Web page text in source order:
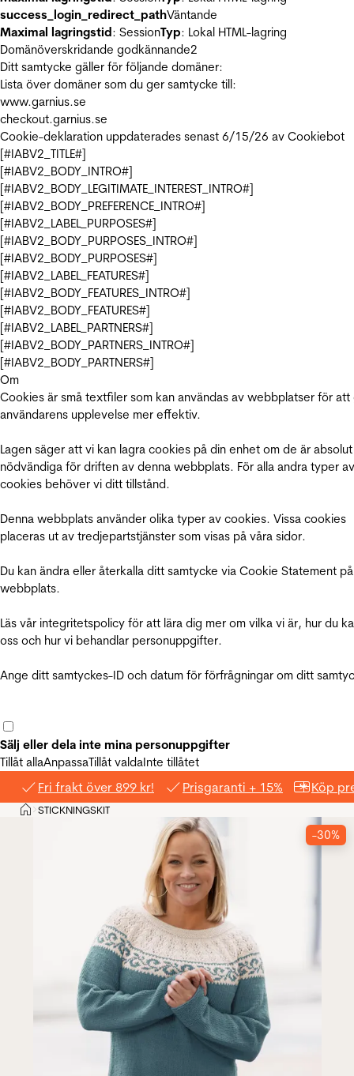
success_login_redirect_pathVäntande
Maximal lagringstid: SessionTyp: Lokal HTML-lagring
Domänöverskridande godkännande2
Ditt samtycke gäller för följande domäner:
Lista över domäner som du ger samtycke till:
www.garnius.se
checkout.garnius.se
Cookie-deklaration uppdaterades senast 6/15/26 av Cookiebot
[#IABV2_TITLE#]
[#IABV2_BODY_INTRO#]
[#IABV2_BODY_LEGITIMATE_INTEREST_INTRO#]
[#IABV2_BODY_PREFERENCE_INTRO#]
[#IABV2_LABEL_PURPOSES#]
[#IABV2_BODY_PURPOSES_INTRO#]
[#IABV2_BODY_PURPOSES#]
[#IABV2_LABEL_FEATURES#]
[#IABV2_BODY_FEATURES_INTRO#]
[#IABV2_BODY_FEATURES#]
[#IABV2_LABEL_PARTNERS#]
[#IABV2_BODY_PARTNERS_INTRO#]
[#IABV2_BODY_PARTNERS#]
Om
Cookies är små textfiler som kan användas av webbplatser för att
användarens upplevelse mer effektiv.
Lagen säger att vi kan lagra cookies på din enhet om de är absolut
nödvändiga för driften av denna webbplats. För alla andra typer av
cookies behöver vi ditt tillstånd.
Denna webbplats använder olika typer av cookies. Vissa cookies
placeras ut av tredjepartstjänster som visas på våra sidor.
Du kan ändra eller återkalla ditt samtycke via Cookie Statement
webbplats.
Läs vår integritetspolicy för att lära dig mer om vilka vi är, hur du
oss och hur vi behandlar personuppgifter.
Ange ditt samtyckes-ID och datum för förfrågningar om ditt
Sälj eller dela inte mina personuppgifter
Tillåt allaAnpassaTillåt valdaInte tillåtet
Fri frakt över 899 kr! Prisgaranti + 15% Köp
Hem
>STICKNINGSKIT
-30%